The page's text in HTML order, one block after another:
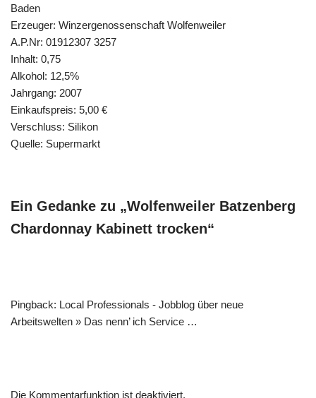
Baden
Erzeuger: Winzergenossenschaft Wolfenweiler
A.P.Nr: 01912307 3257
Inhalt: 0,75
Alkohol: 12,5%
Jahrgang: 2007
Einkaufspreis: 5,00 €
Verschluss: Silikon
Quelle: Supermarkt
Ein Gedanke zu „Wolfenweiler Batzenberg
Chardonnay Kabinett trocken“
Pingback: Local Professionals - Jobblog über neue
Arbeitswelten » Das nenn’ ich Service …
Die Kommentarfunktion ist deaktiviert.